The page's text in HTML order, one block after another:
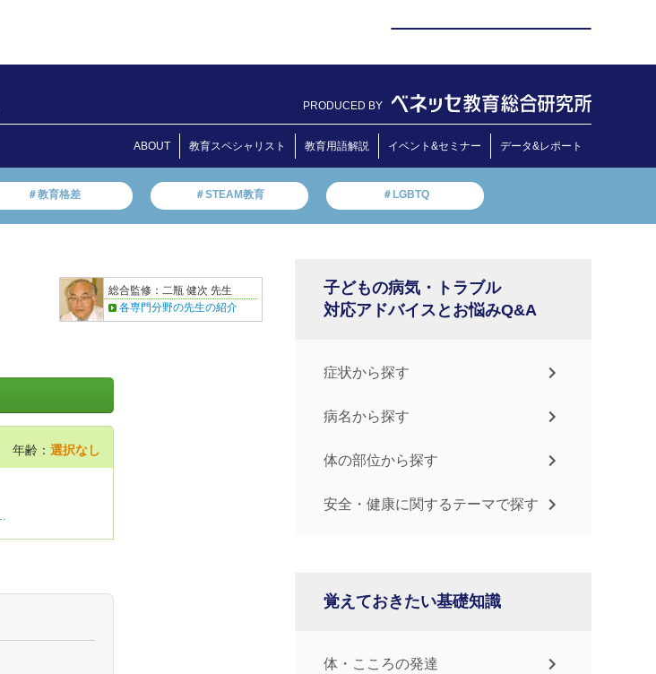
PRODUCED BY
ABOUT 教育スペシャリスト 教育用語解説 イベント&セミナー データ&レポート
＃教育格差 ＃STEAM教育 ＃LGBTQ
総合監修：二瓶 健次 先生
各専門分野の先生の紹介
年齢： 選択なし
子どもの病気・トラブル
対応アドバイスとお悩みQ&A
症状から探す
病名から探す
体の部位から探す
安全・健康に関するテーマで探す
覚えておきたい基礎知識
体・こころの発達